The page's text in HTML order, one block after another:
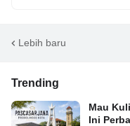
Lebih baru
Trending
Mau
Ini